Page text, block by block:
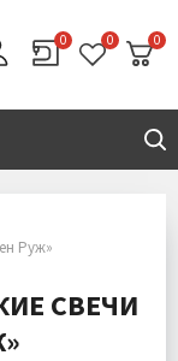
0 0 0
Руж»
СВЕЧИ